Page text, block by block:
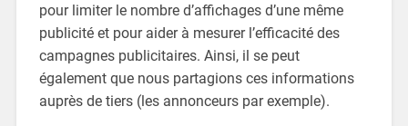
pour limiter le nombre d’affichages d’une même
publicité et pour aider à mesurer l’efficacité des
campagnes publicitaires. Ainsi, il se peut
également que nous partagions ces informations
auprès de tiers (les annonceurs par exemple).